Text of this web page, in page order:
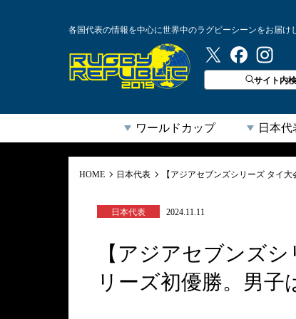
各国代表の情報を中心に世界中のラグビーシーンをお届け
ラグビーリパブリッ
サイト内
ワールドカップ 日本代
HOME 日本代表 【アジアセブンズシリーズ タイ
日本代表 2024.11.11
【アジアセブンズ
リーズ初優勝。男子